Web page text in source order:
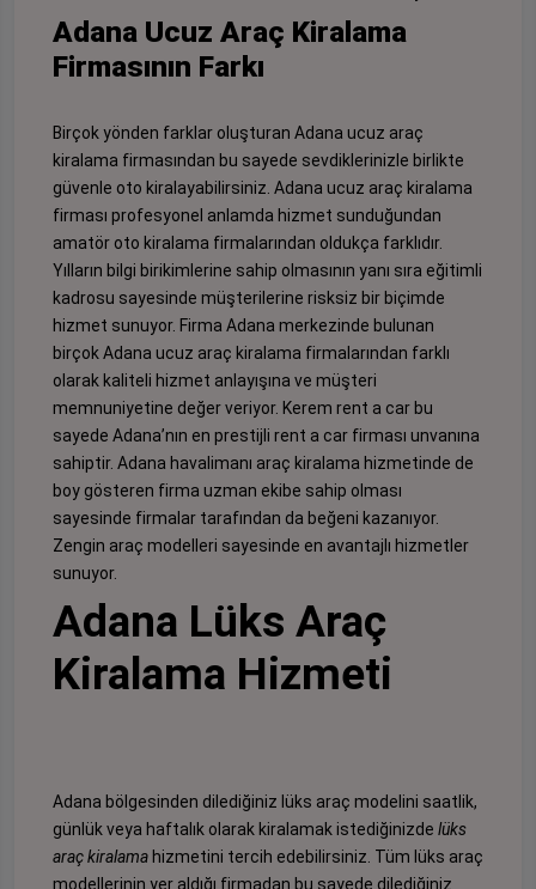
Adana Ucuz Araç Kiralama
Firmasının Farkı
Birçok yönden farklar oluşturan Adana ucuz araç
kiralama firmasından bu sayede sevdiklerinizle birlikte
güvenle oto kiralayabilirsiniz. Adana ucuz araç kiralama
firması profesyonel anlamda hizmet sunduğundan
amatör oto kiralama firmalarından oldukça farklıdır.
Yılların bilgi birikimlerine sahip olmasının yanı sıra eğitimli
kadrosu sayesinde müşterilerine risksiz bir biçimde
hizmet sunuyor. Firma Adana merkezinde bulunan
birçok Adana ucuz araç kiralama firmalarından farklı
olarak kaliteli hizmet anlayışına ve müşteri
memnuniyetine değer veriyor. Kerem rent a car bu
sayede Adana’nın en prestijli rent a car firması unvanına
sahiptir. Adana havalimanı araç kiralama hizmetinde de
boy gösteren firma uzman ekibe sahip olması
sayesinde firmalar tarafından da beğeni kazanıyor.
Zengin araç modelleri sayesinde en avantajlı hizmetler
sunuyor.
Adana Lüks Araç
Kiralama Hizmeti
Adana bölgesinden dilediğiniz lüks araç modelini saatlik,
günlük veya haftalık olarak kiralamak istediğinizde lüks
araç kiralama hizmetini tercih edebilirsiniz. Tüm lüks araç
modellerinin yer aldığı firmadan bu sayede dilediğiniz